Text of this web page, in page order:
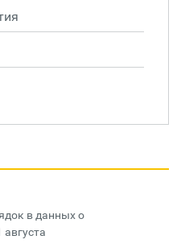
в данных о
августа